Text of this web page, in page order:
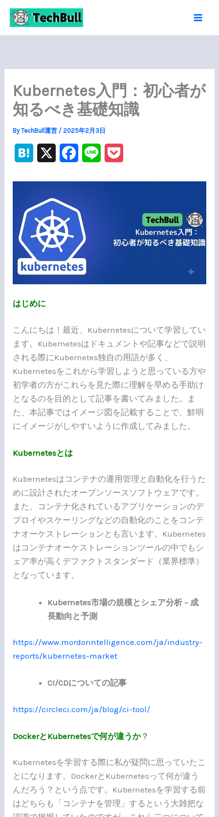
を
Kubernetes入門：初心者が
知るべき基礎知識
ByTechBull運営 /2025年2月3日
e
n
e
b
o
o
k
t
はじめに
こんにちは！最近、Kubernetesについて学習してい
ます。Kubernetesはドキュメントや記事などで説明
される際にKubernetes独自の用語が多く、
Kubernetesをこれから学習しようと思っている方や
初学者の方がこれらを見た際に理解を早める手助け
となるのを目的として記事を書いてみました。ま
た、本記事ではイメージ図を記載することで、鮮明
にイメージがしやすいように作成してみました。
Kubernetesとは
Kubernetesはコンテナの運用管理と自動化を行うた
めに設計されたオープンソースソフトウェアです。
また、コンテナ化されているアプリケーションのデ
プロイやスケーリングなどの自動化のことをコンテ
ナオーケストレーションとも言います。Kubernetes
はコンテナオーケストレーションツールの中でもシ
ェア率が高くデファクトスタンダード（業界標準）
となっています。
Kubernetes市場の規模とシェア分析 – 成
長動向と予測
https://www.mordorintelligence.com/ja/industry-
reports/kubernetes-market
CI/CDについての記事
https://circleci.com/ja/blog/ci-tool/
DockerとKubernetesで何が違うか？
Kubernetesを学習する際に私が疑問に思っていたこ
とになります。DockerとKubernetesって何が違う
んだろう？という点です。Kubernetesを学習する前
はどちらも「コンテナを管理」するという大雑把な